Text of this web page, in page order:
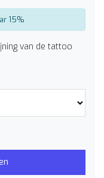
15%
van de tattoo